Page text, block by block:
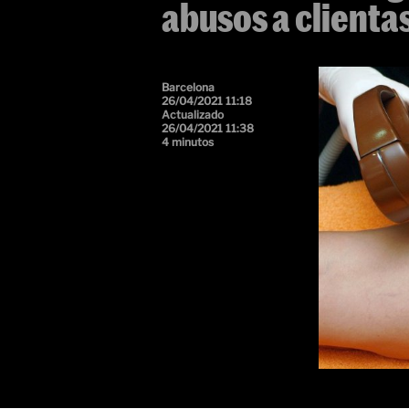
abusos a
Barcelona
26/04/2021 11:18
Actualizado
26/04/2021 11:38
4 minutos